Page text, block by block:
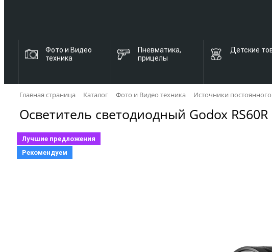
Фото и Видео
техника
Пневматика,
прицелы
Детские
Главная страница Каталог Фото и Видео техника Источники постоянного
Осветитель светодиодный Godox RS60R
Лучшие предложения
Рекомендуем